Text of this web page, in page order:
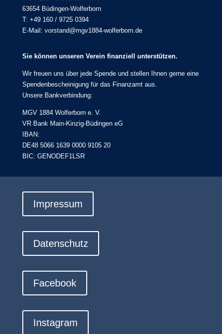
63654 Büdingen-Wolferborn
T: +49 160 / 9725 0394
E-Mail: vorstand@mgv1884-wolferborn.de
Sie können unseren Verein finanziell unterstützen.
Wir freuen uns über jede Spende und stellen Ihnen gerne eine
Spendenbescheinigung für das Finanzamt aus.
Unsere Bankverbindung:
MGV 1884 Wolferborn e. V.
VR Bank Main-Kinzig-Büdingen eG
IBAN:
DE48 5066 1639 0000 9105 20
BIC: GENODEF1LSR
Impressum
Datenschutz
Facebook
Instagram